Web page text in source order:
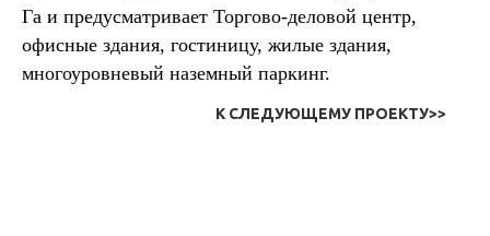
Га и предусматривает Торгово-деловой центр,
офисные здания, гостиницу, жилые здания,
многоуровневый наземный паркинг.
К СЛЕДУЮЩЕМУ ПРОЕКТУ>>